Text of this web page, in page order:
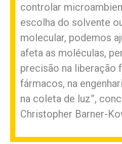
controlar
escolha do solvente
molecular, podemos
afeta as moléculas,
precisão na liberação
fármacos, na
na coleta de luz”,
Christopher Barner-